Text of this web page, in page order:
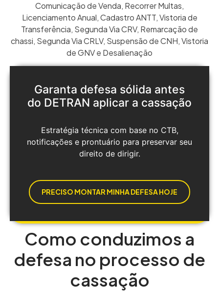
Comunicação de Venda, Recorrer Multas,
Licenciamento Anual,Cadastro ANTT,Vistoria de
Transferência, Segunda Via CRV, Remarcação de
chassi, Segunda Via CRLV, Suspensão de CNH,Vistoria
de GNVe Desalienação
Garanta defesa sólida antes
do DETRAN aplicar a cassação
Estratégia técnica com base no CTB,
notificações e prontuário para preservar seu
direito de dirigir.
PRECISO MONTAR MINHA DEFESA HOJE
Como conduzimos a
defesa no processo de
cassação